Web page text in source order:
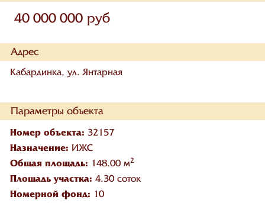
40 000 000 руб
Адрес
Кабардинка, ул. Янтарная
Параметры объекта
Номер объекта: 32157
Назначение: ИЖС
Общая площадь: 148.00 м2
Площадь участка: 4.30 соток
Номерной фонд: 10